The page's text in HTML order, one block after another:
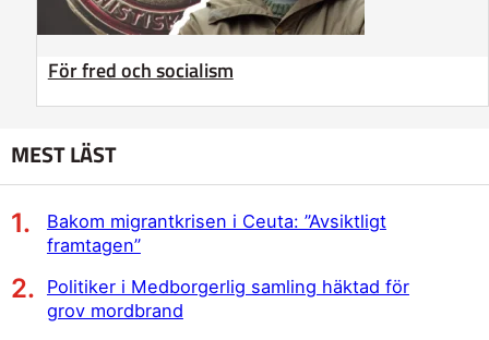
För fred och socialism
MEST LÄST
Bakom migrantkrisen i Ceuta: ”Avsiktligt
framtagen”
Politiker i Medborgerlig samling häktad för
grov mordbrand